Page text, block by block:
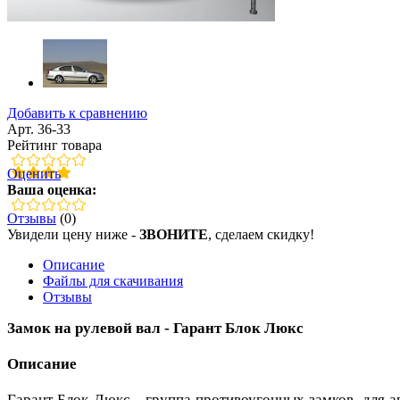
Добавить к сравнению
Арт. 36-33
Рейтинг товара
Оценить
Ваша оценка:
Отзывы (0)
Увидели цену ниже - ЗВОНИТЕ, сделаем скидку!
Описание
Файлы для скачивания
Отзывы
Замок на рулевой вал - Гарант Блок Люкс
Описание